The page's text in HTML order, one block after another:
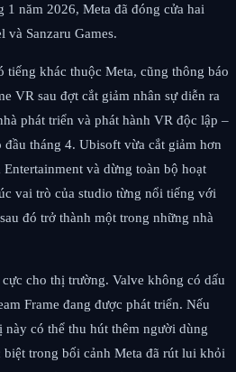
1 năm 2026, Meta đã đóng cửa hai
và Sanzaru Games.
tiếng khác thuộc Meta, cũng thông báo
VR sau đợt cắt giảm nhân sự diễn ra
phát triển và phát hành VR độc lập –
tháng 4. Ubisoft vừa cắt giảm hơn
và dừng toàn bộ hoạt
vai trò của studio từng nổi tiếng với
đó trở thành một trong những nhà
cho thị trường. Valve không có dấu
Frame đang được phát triển. Nếu
có thể thu hút thêm người dùng
trong bối cảnh Meta đã rút lui khỏi